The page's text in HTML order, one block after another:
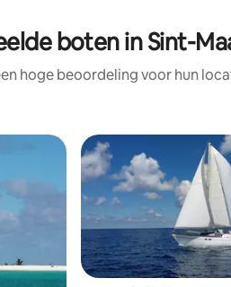
boten in Sint-
hoge beoordeling voor hun